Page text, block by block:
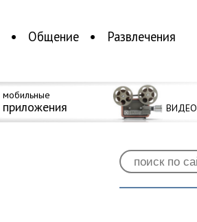
Общение Развлечения
мобильные
приложения ВИДЕО